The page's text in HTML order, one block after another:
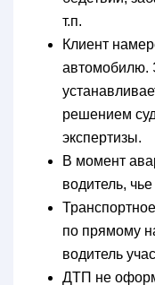
т.п.
Клиент
автомобилю.
решением
экспертизы.
В момент
водитель,
по прямому
водитель
ДТП не